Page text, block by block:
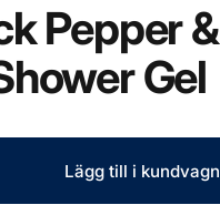
Pepper&
Gel
Lägg till i kundvagn